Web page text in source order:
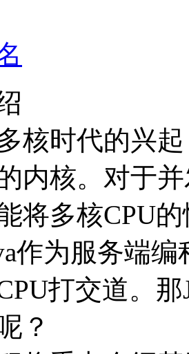
核时代的兴
内核。对于
将多核CPU
作为服务端
打交道。
？